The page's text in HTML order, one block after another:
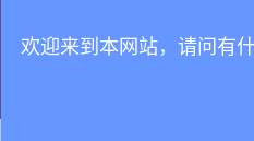
欢迎来到本网站，请问有